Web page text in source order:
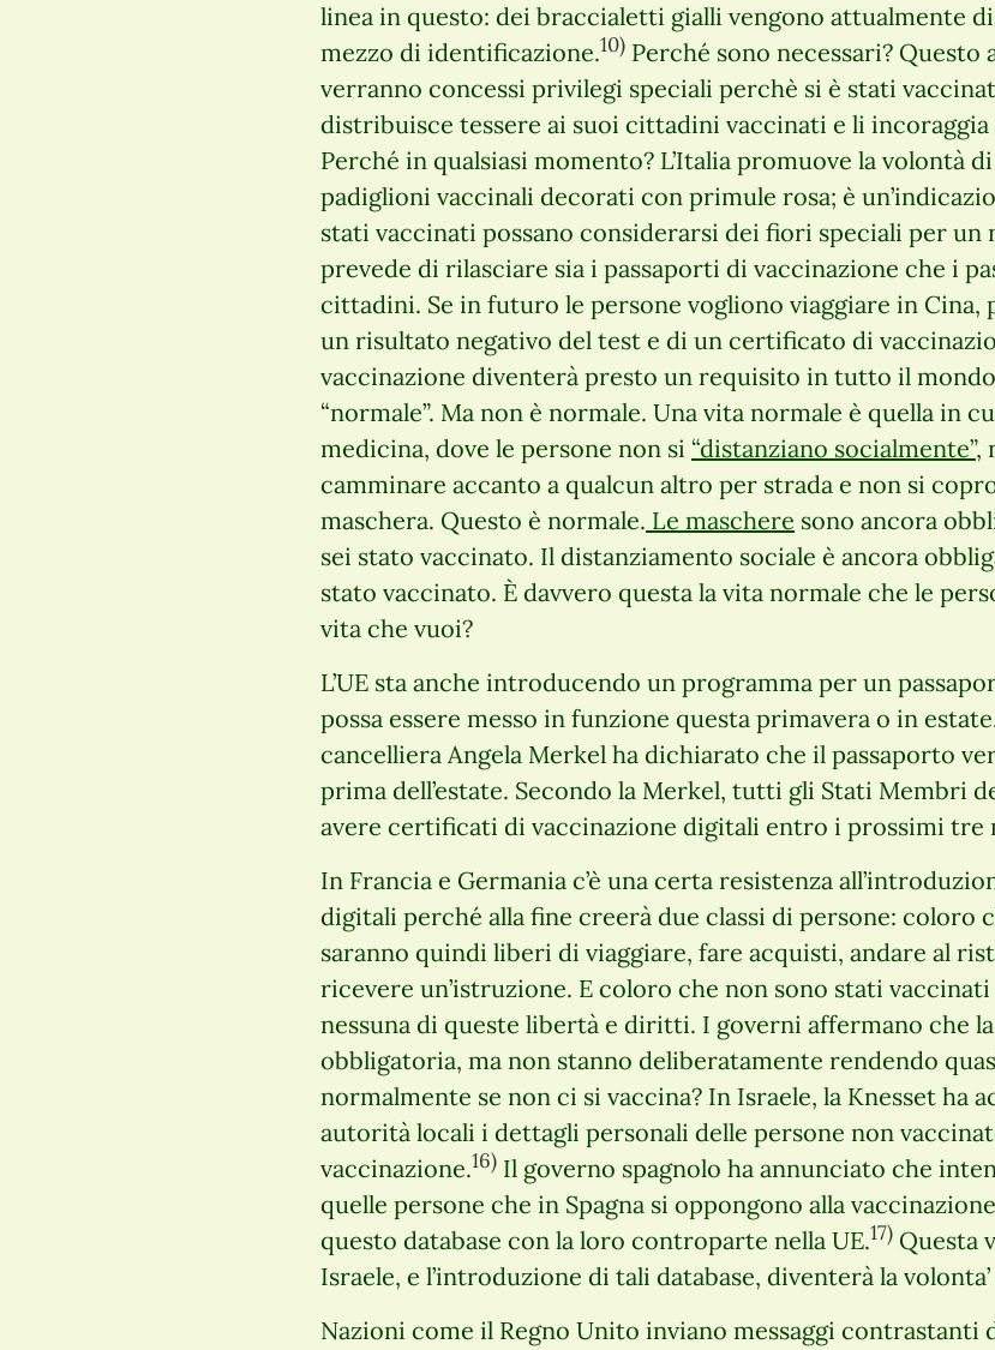
linea in questo: dei braccialetti gialli vengono attualmente
mezzo di identificazione.10) Perché sono necessari? Questo
verranno concessi privilegi speciali perchè si è stati
distribuisce tessere ai suoi cittadini vaccinati e li
Perché in qualsiasi momento? L’Italia promuove la volontà
padiglioni vaccinali decorati con primule rosa; è
stati vaccinati possano considerarsi dei fiori speciali per un
prevede di rilasciare sia i passaporti di vaccinazione che i
cittadini. Se in futuro le persone vogliono viaggiare in Cina,
un risultato negativo del test e di un certificato di
vaccinazione diventerà presto un requisito in tutto il
“normale”. Ma non è normale. Una vita normale è quella in
medicina, dove le persone non si “distanziano socialmente”,
camminare accanto a qualcun altro per strada e non si
maschera. Questo è normale. Le maschere sono ancora
sei stato vaccinato. Il distanziamento sociale è ancora
stato vaccinato. È davvero questa la vita normale che le
vita che vuoi?
L’UE sta anche introducendo un programma per un
possa essere messo in funzione questa primavera o in
cancelliera Angela Merkel ha dichiarato che il passaporto
prima dell’estate. Secondo la Merkel, tutti gli Stati Membri
avere certificati di vaccinazione digitali entro i prossimi tre
In Francia e Germania c’è una certa resistenza
digitali perché alla fine creerà due classi di persone: coloro
saranno quindi liberi di viaggiare, fare acquisti, andare al
ricevere un’istruzione. E coloro che non sono stati
nessuna di queste libertà e diritti. I governi affermano che
obbligatoria, ma non stanno deliberatamente rendendo
normalmente se non ci si vaccina? In Israele, la Knesset ha
autorità locali i dettagli personali delle persone non
vaccinazione.16) Il governo spagnolo ha annunciato che
quelle persone che in Spagna si oppongono alla
questo database con la loro controparte nella UE.17) Questa
Israele, e l’introduzione di tali database, diventerà la
Nazioni come il Regno Unito inviano messaggi contrastanti